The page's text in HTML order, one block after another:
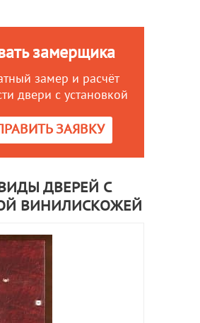
замерщика
замер и расчёт
двери с установкой
ЗАЯВКУ
ДВЕРЕЙ С
ВИНИЛИСКОЖЕЙ